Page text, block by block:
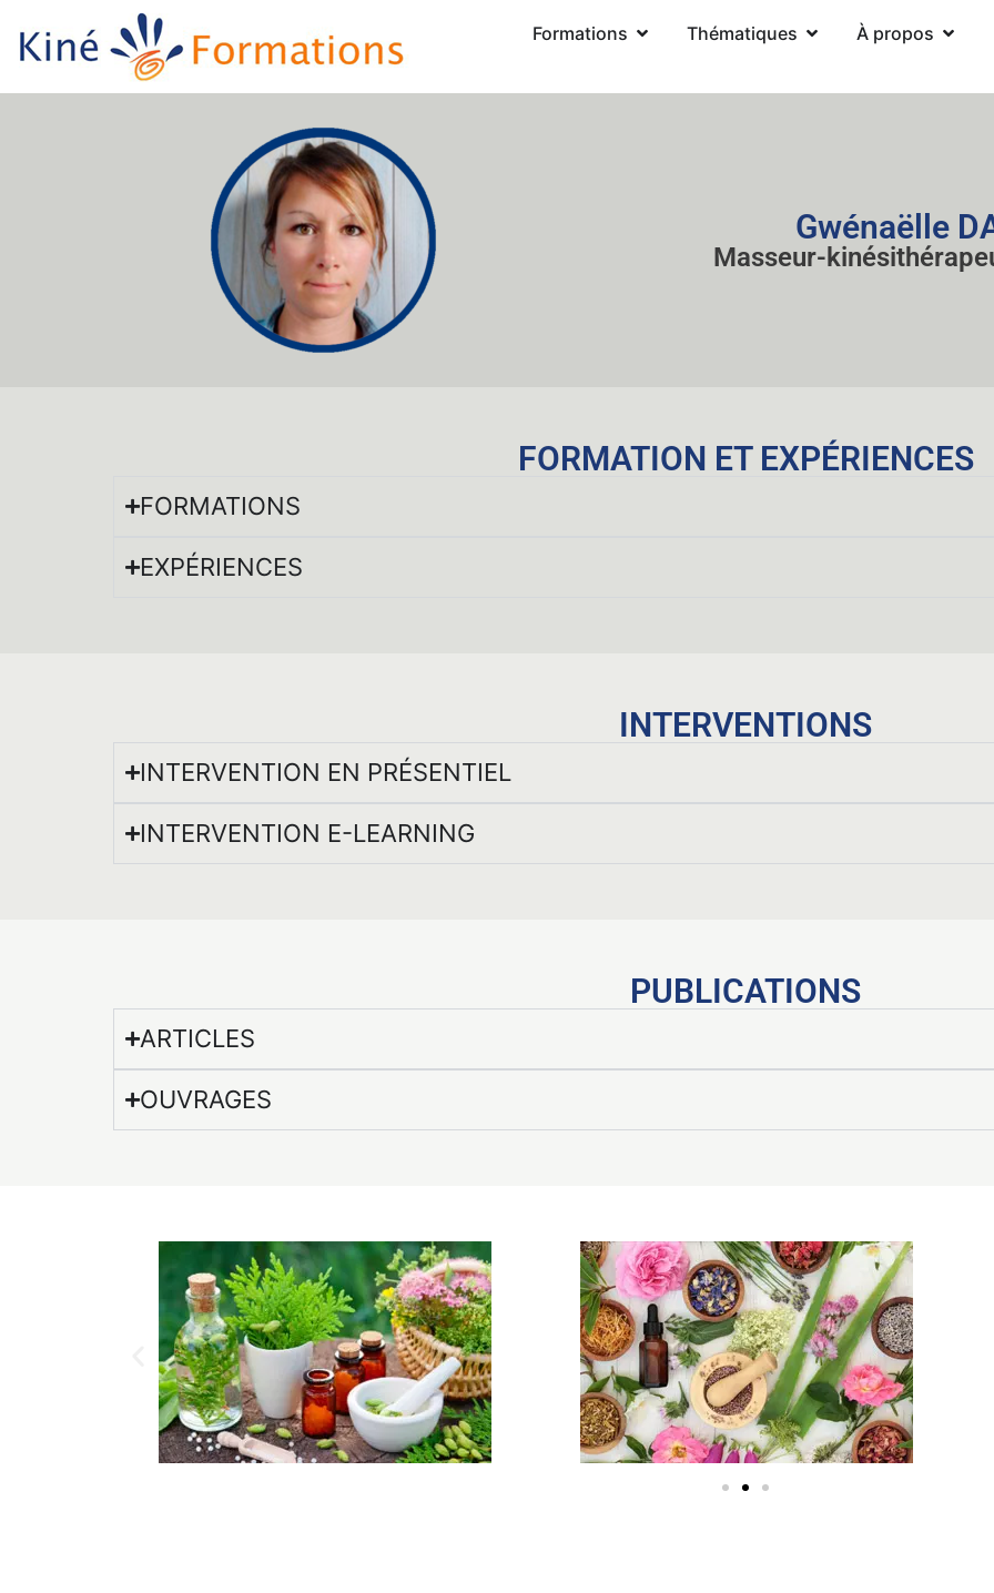
Formations Thématiques À propos
Gwénaëlle
Masseur-
FORMATION ET EXPÉRIENCES
FORMATIONS
EXPÉRIENCES
INTERVENTIONS
INTERVENTION EN PRÉSENTIEL
INTERVENTION E-LEARNING
PUBLICATIONS
ARTICLES
OUVRAGES